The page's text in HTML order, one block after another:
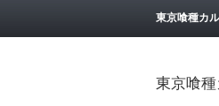
東京喰種カ
東京喰